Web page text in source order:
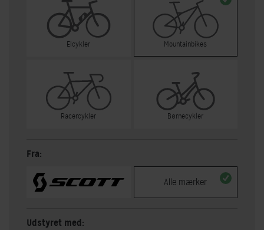
Elcykler Mountainbikes
Racercykler Børnecykler
Fra:
Alle mærker
Udstyret med: